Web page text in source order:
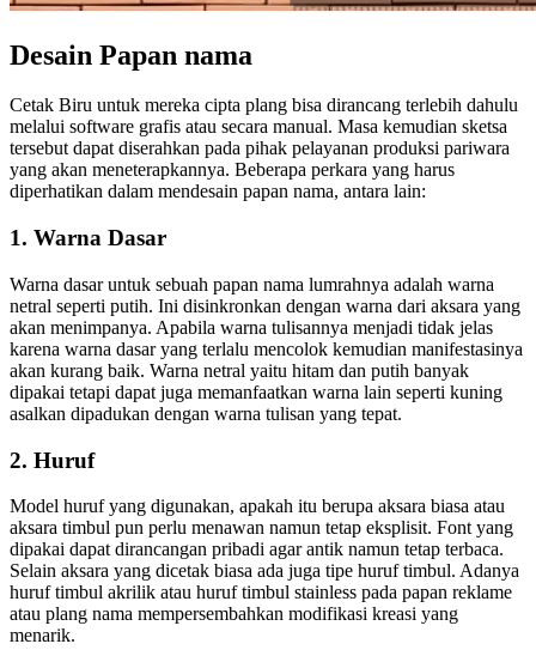
Desain Papan nama
Cetak Biru untuk mereka cipta plang bisa dirancang terlebih dahulu
melalui software grafis atau secara manual. Masa kemudian sketsa
tersebut dapat diserahkan pada pihak pelayanan produksi pariwara
yang akan meneterapkannya. Beberapa perkara yang harus
diperhatikan dalam mendesain papan nama, antara lain:
1. Warna Dasar
Warna dasar untuk sebuah papan nama lumrahnya adalah warna
netral seperti putih. Ini disinkronkan dengan warna dari aksara yang
akan menimpanya. Apabila warna tulisannya menjadi tidak jelas
karena warna dasar yang terlalu mencolok kemudian manifestasinya
akan kurang baik. Warna netral yaitu hitam dan putih banyak
dipakai tetapi dapat juga memanfaatkan warna lain seperti kuning
asalkan dipadukan dengan warna tulisan yang tepat.
2. Huruf
Model huruf yang digunakan, apakah itu berupa aksara biasa atau
aksara timbul pun perlu menawan namun tetap eksplisit. Font yang
dipakai dapat dirancangan pribadi agar antik namun tetap terbaca.
Selain aksara yang dicetak biasa ada juga tipe huruf timbul. Adanya
huruf timbul akrilik atau huruf timbul stainless pada papan reklame
atau plang nama mempersembahkan modifikasi kreasi yang
menarik.